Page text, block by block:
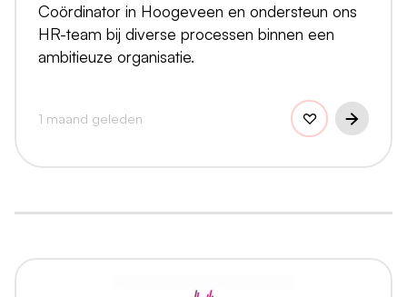
Coördinator in Hoogeveen en ondersteun ons
HR-team bij diverse processen binnen een
ambitieuze organisatie.
1 maand geleden